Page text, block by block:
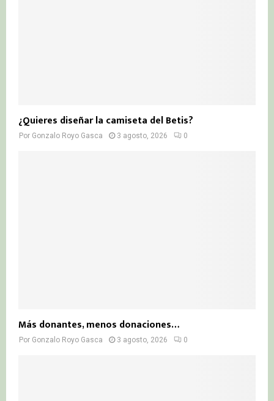
¿Quieres diseñar la camiseta del Betis?
Por Gonzalo Royo Gasca 3 agosto, 2026 0
Más donantes, menos donaciones…
Por Gonzalo Royo Gasca 3 agosto, 2026 0